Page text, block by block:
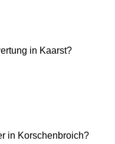
in Kaarst?
in Korschenbroich?